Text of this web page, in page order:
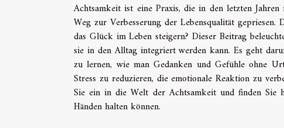
Achtsamkeit ist eine Praxis, die in den letzten
Weg zur Verbesserung der Lebensqualität
das Glück im Leben steigern? Dieser Beitrag
sie in den Alltag integriert werden kann. Es geht
zu lernen, wie man Gedanken und Gefühle ohne
Stress zu reduzieren, die emotionale Reaktion zu
Sie ein in die Welt der Achtsamkeit und finden Sie
Händen halten können.